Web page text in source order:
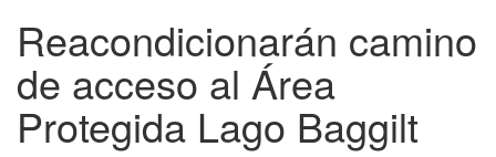
Reacondicionarán camino
de acceso al Área
Protegida Lago Baggilt